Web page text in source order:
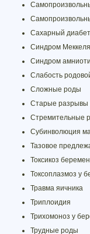
Сахарный
Синдром
Синдром
Слабость
Сложные роды
Старые разрывы
Стремительные
Субинволюция
Тазовое
Токсикоз
Токсоплазмоз у
Травма яичника
Триплоидия
Трихомоноз у
Трудные роды